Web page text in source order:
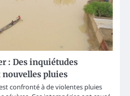
: Des inquiétudes
nouvelles pluies
confronté à de violentes pluies